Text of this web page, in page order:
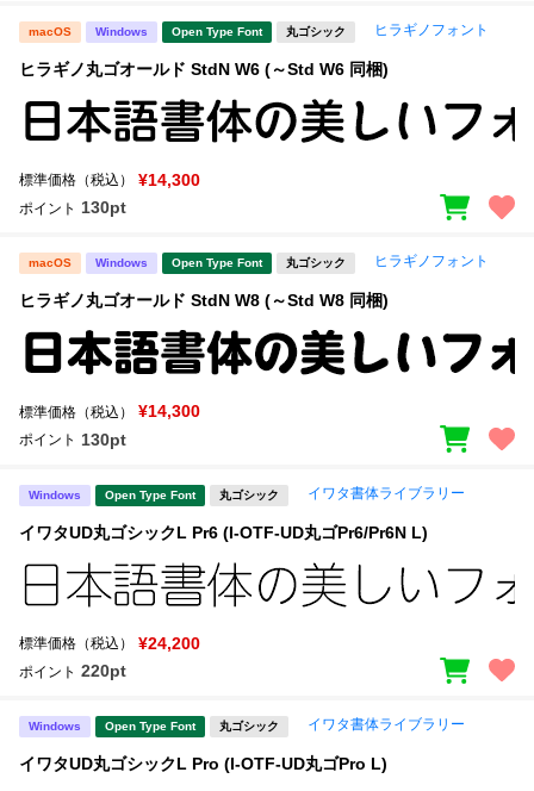
macOS Windows Open Type Font 丸ゴシック ヒラギノフォント
ヒラギノ丸ゴオールド StdN W6 (～Std W6 同梱)
標準価格（税込） ¥14,300
ポイント 130pt
macOS Windows Open Type Font 丸ゴシック ヒラギノフォント
ヒラギノ丸ゴオールド StdN W8 (～Std W8 同梱)
標準価格（税込） ¥14,300
ポイント 130pt
Windows Open Type Font 丸ゴシック イワタ書体ライブラリー
イワタUD丸ゴシックL Pr6 (I-OTF-UD丸ゴPr6/Pr6N L)
標準価格（税込） ¥24,200
ポイント 220pt
Windows Open Type Font 丸ゴシック イワタ書体ライブラリー
イワタUD丸ゴシックL Pro (I-OTF-UD丸ゴPro L)